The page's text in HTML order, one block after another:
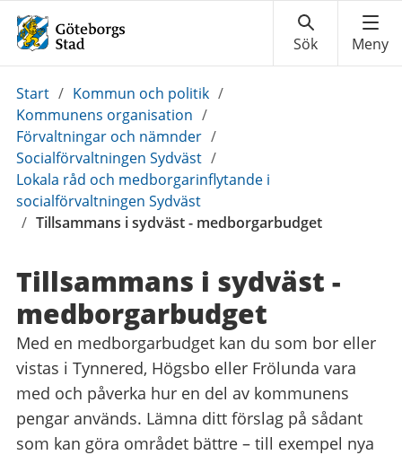
Du
är
här:
Start / Kommun och politik /
Kommunens organisation /
Förvaltningar och nämnder /
Socialförvaltningen Sydväst /
Lokala råd och medborgarinflytande i
socialförvaltningen Sydväst
/ Tillsammans i sydväst - medborgarbudget
Tillsammans i sydväst -
medborgarbudget
Med en medborgarbudget kan du som bor eller
vistas i Tynnered, Högsbo eller Frölunda vara
med och påverka hur en del av kommunens
pengar används. Lämna ditt förslag på sådant
som kan göra området bättre – till exempel nya